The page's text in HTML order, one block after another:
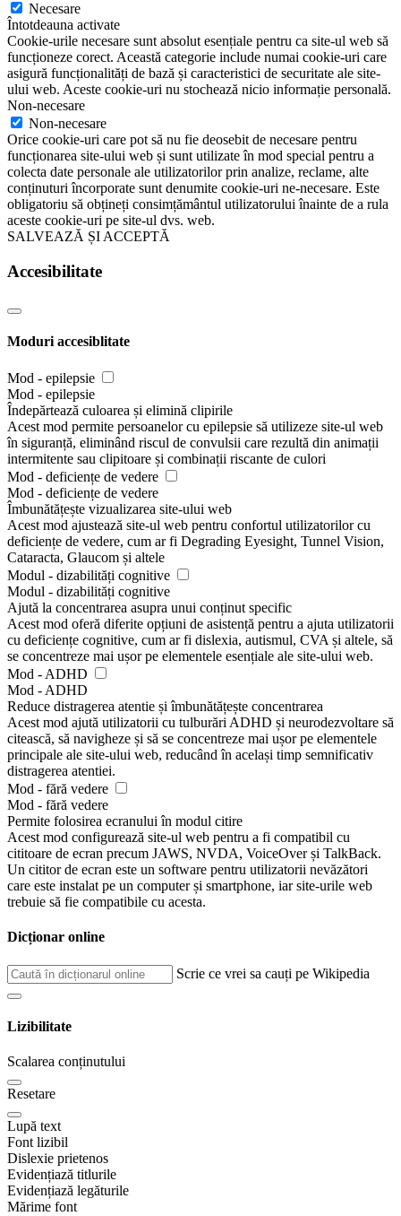
Necesare
Întotdeauna activate
Cookie-urile necesare sunt absolut esențiale pentru ca site-ul web să
funcționeze corect. Această categorie include numai cookie-uri care
asigură funcționalități de bază și caracteristici de securitate ale site-
ului web. Aceste cookie-uri nu stochează nicio informație personală.
Non-necesare
Non-necesare
Orice cookie-uri care pot să nu fie deosebit de necesare pentru
funcționarea site-ului web și sunt utilizate în mod special pentru a
colecta date personale ale utilizatorilor prin analize, reclame, alte
conținuturi încorporate sunt denumite cookie-uri ne-necesare. Este
obligatoriu să obțineți consimțământul utilizatorului înainte de a rula
aceste cookie-uri pe site-ul dvs. web.
SALVEAZĂ ȘI ACCEPTĂ
Accesibilitate
Moduri accesiblitate
Mod - epilepsie
Mod - epilepsie
Îndepărtează culoarea și elimină clipirile
Acest mod permite persoanelor cu epilepsie să utilizeze site-ul web
în siguranță, eliminând riscul de convulsii care rezultă din animații
intermitente sau clipitoare și combinații riscante de culori
Mod - deficiențe de vedere
Mod - deficiențe de vedere
Îmbunătățește vizualizarea site-ului web
Acest mod ajustează site-ul web pentru confortul utilizatorilor cu
deficiențe de vedere, cum ar fi Degrading Eyesight, Tunnel Vision,
Cataracta, Glaucom și altele
Modul - dizabilități cognitive
Modul - dizabilități cognitive
Ajută la concentrarea asupra unui conținut specific
Acest mod oferă diferite opțiuni de asistență pentru a ajuta utilizatorii
cu deficiențe cognitive, cum ar fi dislexia, autismul, CVA și altele, să
se concentreze mai ușor pe elementele esențiale ale site-ului web.
Mod - ADHD
Mod - ADHD
Reduce distragerea atentie și îmbunătățește concentrarea
Acest mod ajută utilizatorii cu tulburări ADHD și neurodezvoltare să
citească, să navigheze și să se concentreze mai ușor pe elementele
principale ale site-ului web, reducând în același timp semnificativ
distragerea atentiei.
Mod - fără vedere
Mod - fără vedere
Permite folosirea ecranului în modul citire
Acest mod configurează site-ul web pentru a fi compatibil cu
cititoare de ecran precum JAWS, NVDA, VoiceOver și TalkBack.
Un cititor de ecran este un software pentru utilizatorii nevăzători
care este instalat pe un computer și smartphone, iar site-urile web
trebuie să fie compatibile cu acesta.
Dicționar online
Scrie ce vrei sa cauți pe Wikipedia
Lizibilitate
Scalarea conținutului
Resetare
Lupă text
Font lizibil
Dislexie prietenos
Evidențiază titlurile
Evidențiază legăturile
Mărime font